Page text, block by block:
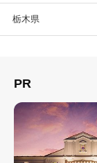
栃木県
PR